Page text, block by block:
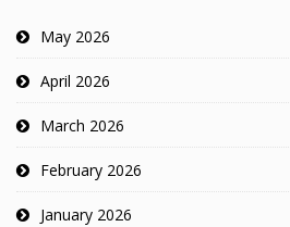
May 2026
April 2026
March 2026
February 2026
January 2026